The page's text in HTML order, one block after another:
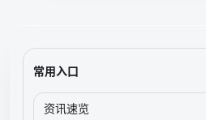
常用入口
资讯速览